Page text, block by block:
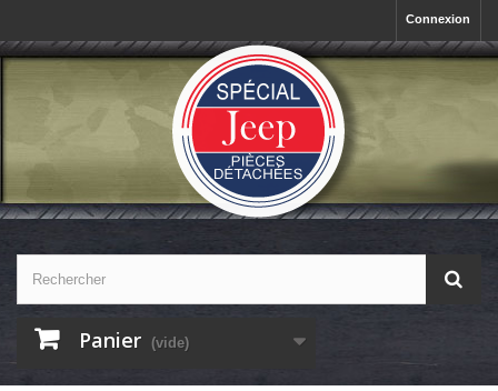
Connexion
Panier (vide)